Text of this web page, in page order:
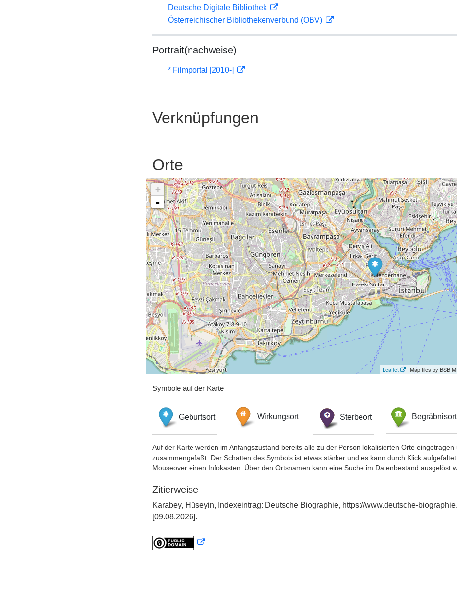
Deutsche Digitale Bibliothek
Österreichischer Bibliothekenverbund (OBV)
Portrait(nachweise)
* Filmportal [2010-]
Verknüpfungen
Orte
+
-
Leaflet | Map tiles by BSB
Symbole auf der Karte
Geburtsort Wirkungsort Sterbeort Begräbnisort
Auf der Karte werden im Anfangszustand bereits alle zu der Person lokalisierten Orte
zusammengefaßt. Der Schatten des Symbols ist etwas stärker und es kann durch Klick
Mouseover einen Infokasten. Über den Ortsnamen kann eine Suche im Datenbestand ausgelöst
Zitierweise
Karabey, Hüseyin, Indexeintrag: Deutsche Biographie, https://www.deutsche-
[09.08.2026].